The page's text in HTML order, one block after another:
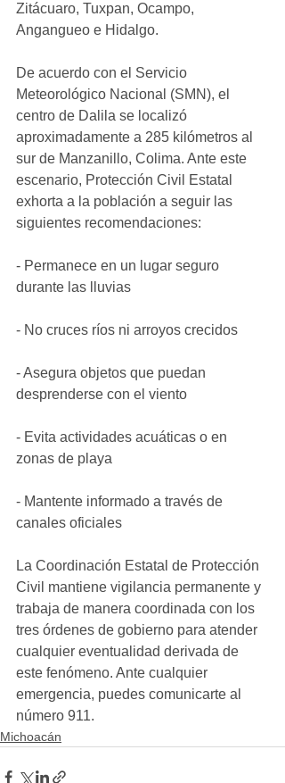
Zitácuaro, Tuxpan, Ocampo,
Angangueo e Hidalgo.
De acuerdo con el Servicio
Meteorológico Nacional (SMN), el
centro de Dalila se localizó
aproximadamente a 285 kilómetros al
sur de Manzanillo, Colima. Ante este
escenario, Protección Civil Estatal
exhorta a la población a seguir las
siguientes recomendaciones:
- Permanece en un lugar seguro
durante las lluvias
- No cruces ríos ni arroyos crecidos
- Asegura objetos que puedan
desprenderse con el viento
- Evita actividades acuáticas o en
zonas de playa
- Mantente informado a través de
canales oficiales
La Coordinación Estatal de Protección
Civil mantiene vigilancia permanente y
trabaja de manera coordinada con los
tres órdenes de gobierno para atender
cualquier eventualidad derivada de
este fenómeno. Ante cualquier
emergencia, puedes comunicarte al
número 911.
Michoacán